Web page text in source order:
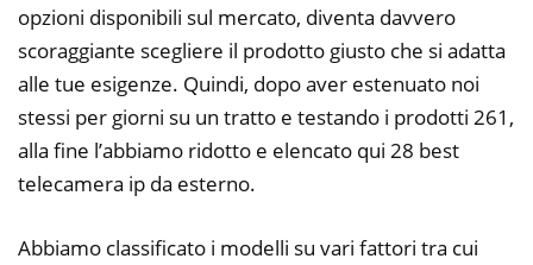
opzioni disponibili sul mercato, diventa davvero
scoraggiante scegliere il prodotto giusto che si adatta
alle tue esigenze. Quindi, dopo aver estenuato noi
stessi per giorni su un tratto e testando i prodotti 261,
alla fine l’abbiamo ridotto e elencato qui 28 best
telecamera ip da esterno.
Abbiamo classificato i modelli su vari fattori tra cui